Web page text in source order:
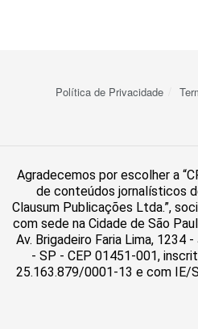
Política de Privacidade
Agradecemos por escolher a
de conteúdos jornalísticos
Clausum Publicações Ltda.”,
com sede na Cidade de São
Av. Brigadeiro Faria Lima, 1234
- SP - CEP 01451-001,
25.163.879/0001-13 e com IE/